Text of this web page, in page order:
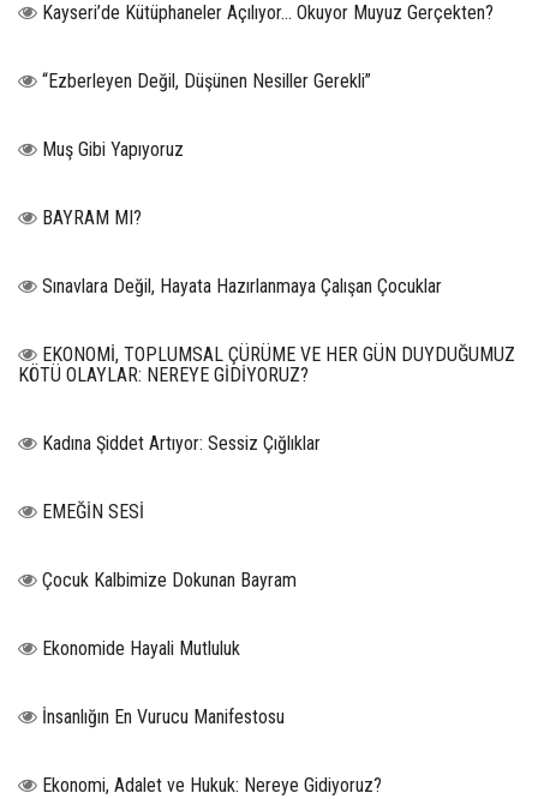
Kayseri’de Kütüphaneler Açılıyor… Okuyor Muyuz Gerçekten?
“Ezberleyen Değil, Düşünen Nesiller Gerekli”
Muş Gibi Yapıyoruz
BAYRAM MI?
Sınavlara Değil, Hayata Hazırlanmaya Çalışan Çocuklar
EKONOMİ, TOPLUMSAL ÇÜRÜME VE HER GÜN DUYDUĞUMUZ
KÖTÜ OLAYLAR: NEREYE GİDİYORUZ?
Kadına Şiddet Artıyor: Sessiz Çığlıklar
EMEĞİN SESİ
Çocuk Kalbimize Dokunan Bayram
Ekonomide Hayali Mutluluk
İnsanlığın En Vurucu Manifestosu
Ekonomi, Adalet ve Hukuk: Nereye Gidiyoruz?